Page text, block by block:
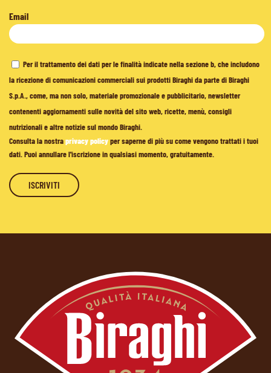
Email
Per il trattamento dei dati per le finalità indicate nella sezione b, che includono
la ricezione di comunicazioni commerciali sui prodotti Biraghi da parte di Biraghi
S.p.A., come, ma non solo, materiale promozionale e pubblicitario, newsletter
contenenti aggiornamenti sulle novità del sito web, ricette, menù, consigli
nutrizionali e altre notizie sul mondo Biraghi.
Consulta la nostraprivacy policyper saperne di più su come vengono trattati i tuoi
dati. Puoi annullare l'iscrizione in qualsiasi momento, gratuitamente.